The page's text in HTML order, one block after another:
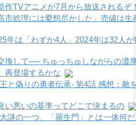
作TVアニメが7月から放送されるぞ
市総理には愛想尽かした」売値は
年は「わずか4人」2024年は32人
換して── ちゅっちゅしながらの濃
再登場するかな
と偽りの勇者伝承- 第4話 感想：敵
い悪いの基準ってどこで決まるの
謎の一つ、「羅生門」とは一体何